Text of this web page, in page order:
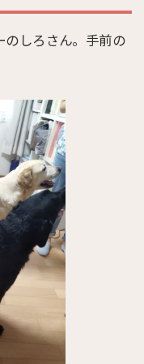
のしろさん。手前の